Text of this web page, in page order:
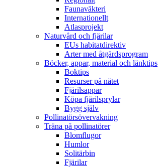
Faunaväkteri
Internationellt
Atlasprojekt
Naturvård och fjärilar
EUs habitatdirektiv
Arter med åtgärdsprogram
Böcker, appar, material och länktips
Boktips
Resurser på nätet
Fjärilsappar
Köpa fjärilsprylar
Bygg själv
Pollinatörsövervakning
Träna på pollinatörer
Blomflugor
Humlor
Solitärbin
Fjärilar